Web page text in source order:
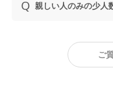
親しい人のみの少人
ご